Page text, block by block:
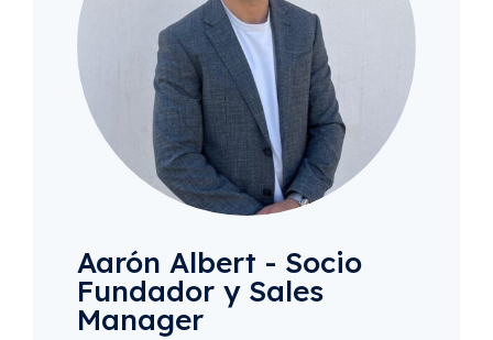
Aarón Albert - Socio
Fundador y Sales
Manager